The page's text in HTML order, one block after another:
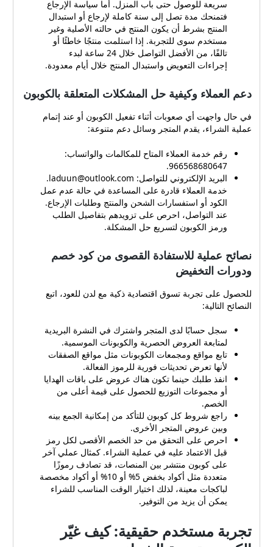
عند الاستفادة من أي كود خصم
على موقع لدن للعود توجد
شروط وأحكام عامة يجب
الانتباه إليها لتجنب أي مشكلات:
غالبًا ما تكون هناك فترة
دائمًا من تاريخ الانتهاء قبل
الاستخدام. بعض الكوبونات
تكون صالحة حتى نهاية العام أو
حتى انتهاء الكمية. بعض الأكواد
معينة من الباقات، لذا راجع
تفاصيل الكوبون للوقوف على
الشروط. قد يكون هناك حد
أقصى لمقدار الخصم لكل
طلب؛ في بعض العروض الحد
الأقصى للخصم يصل إلى 500
ريال سعودي. من الأفضل نسخ
يدويًا لتفادي الأخطاء. في حال
عدم تطبيق الرمز، تواصل مع
الواتساب المخصص لتوضيح
الإرجاع متجر لدن للعود يسهل
على العملاء إتمام عمليات
الشراء بعدة طرق آمنة
ومتنوعة: دفع إلكتروني عبر
فيزا وماستركارد وبطاقات
مدى. محافظ إلكترونية مثل
Apple Pay وGoogle Pay
وSTC Pay. خدمات الدفع الآجل
مثل تابي وتمارا ومدفوع لمزيد
من المرونة. الدفع عند الاستلام
متاح بحسب سياسة التوصيل.
التوصيل داخل المملكة غالبًا
يكون مجانًا على بعض العروض
أو عند تجاوز حد معين، وتتوفر
حتى باب المنزل. أما سياسة
الإرجاع فتمنحك مدة تصل إلى
سريعة للوصول حتى باب المنزل. أما سياسة الإرجاع
فتمنحك مدة تصل إلى سنة كاملة لإرجاع أو استبدال
المنتج بشرط أن يكون المنتج في حالته الأصلية وغير
مستخدم سوى للتجربة. إذا استلمت منتجًا خاطئًا أو
تالفًا، من الأفضل التواصل خلال 24 ساعة لبدء
إجراءات التعويض واستبدال المنتج خلال أيام معدودة.
دعم العملاء وكيفية حل المشكلات المتعلقة بالكوبون
في حال واجهت أي صعوبات أثناء تفعيل الكوبون أو عند إتمام
عملية الشراء، يقدم المتجر وسائل دعم متنوعة:
رقم خدمة العملاء المتاح للمكالمات والواتساب:
966568680647.
البريد الإلكتروني للتواصل: laduun@outlook.com
.
خدمة العملاء قادرة على المساعدة في حالة عدم عمل
الكود أو استفسارات الشحن والمنتج وطلبات الإرجاع.
عند التواصل، احرص على تزويدهم بتفاصيل الطلب
ورمز الكوبون لتسريع حل المشكلة.
نصائح عملية للاستفادة القصوى من كود خصم
ودورات التخفيض
للحصول على تجربة تسوق اقتصادية ذكية مع لدن للعود، اتبع
النصائح التالية:
سجل حسابًا لدى المتجر واشترك في النشرة البريدية
لمتابعة العروض الحصرية والكوبونات الموسمية.
تابع مواقع ومجمعات الكوبونات مثل مواقع الصفقات
لأنها تعرض تحديثات فورية للرموز الفعالة.
انفذ طلبك حينما تكون هناك عروض على باقات الهدايا
أو مجموعات التوزيع للحصول على قيمة أعلى من
الخصم.
راجع شروط كل كوبون للتأكد من إمكانية الجمع بينه
وبين عروض المتجر الأخرى.
احرص على التحقق من حد الخصم الأقصى لكل رمز
قبل الاعتماد عليه في عملية الشراء. كمثال عملي آخر
على كوبون منتشر بين المنصات، قد تصادف رموزًا
متعددة مثل أكواد بخفض 5% أو 10% أو أكواد مخصصة
لباكجات معينة، لذلك اختيار الوقت المناسب للشراء
يمكن أن يزيد من التوفير.
تجربة مستخدم حقيقية: كيف غيّر